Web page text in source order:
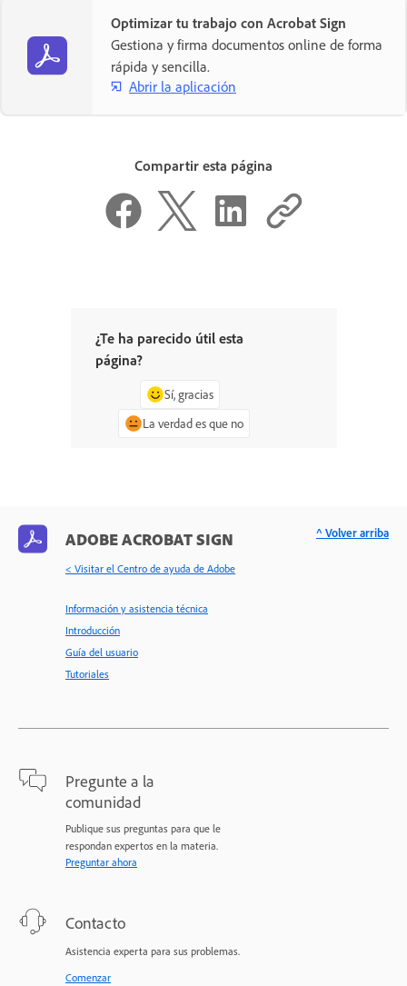
Optimizar tu trabajo con Acrobat Sign
Gestiona y firma documentos online de forma
rápida y sencilla.
Abrir la aplicación
Compartir esta página
¿Te ha parecido útil esta
página?
Sí, gracias
La verdad es que no
ADOBE ACROBAT SIGN
< Visitar el Centro de ayuda de Adobe
Información y asistencia técnica
Introducción
Guía del usuario
Tutoriales
Pregunte a la
comunidad
Publique sus preguntas para que le
respondan expertos en la materia.
Preguntar ahora
Contacto
Asistencia experta para sus problemas.
Comenzar
^ Volver arriba